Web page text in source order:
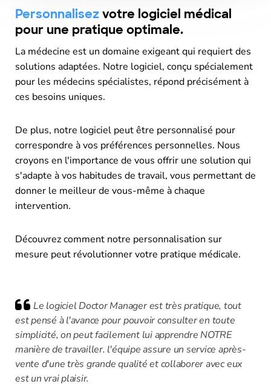
Personnalisezvotre logiciel médical
pour une pratique optimale.
La médecine est un domaine exigeant qui requiert des
solutions adaptées. Notre logiciel, conçu spécialement
pour les médecins spécialistes, répond précisément à
ces besoins uniques.
De plus, notre logiciel peut être personnalisé pour
correspondre à vos préférences personnelles. Nous
croyons en l'importance de vous offrir une solution qui
s'adapte à vos habitudes de travail, vous permettant de
donner le meilleur de vous-même à chaque
intervention.
Découvrez comment notre personnalisation sur
mesure peut révolutionner votre pratique médicale.
Le logiciel Doctor Manager est très pratique, tout
est pensé à l'avance pour pouvoir consulter en toute
simplicité, on peut facilement lui apprendre NOTRE
manière de travailler. l'équipe assure un service après-
vente d'une très grande qualité et collaborer avec eux
est un vrai plaisir.